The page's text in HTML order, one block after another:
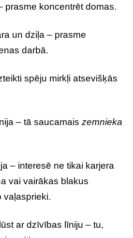
prasme koncentrēt domas.
un dziļa – prasme
darbā.
spēju mirkļi atsevišķās
– tā saucamais zemnieka
– interesē ne tikai karjera
vai vairākas blakus
vaļasprieki.
ar dzīvības līniju – tu,